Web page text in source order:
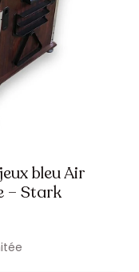
bleu Air
– Stark